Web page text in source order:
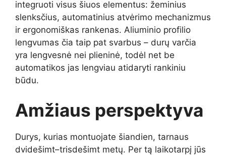
integruoti visus šiuos elementus: žeminius
slenksčius, automatinius atvėrimo mechanizmus
ir ergonomiškas rankenas. Aliuminio profilio
lengvumas čia taip pat svarbus – durų varčia
yra lengvesnė nei plieninė, todėl net be
automatikos jas lengviau atidaryti rankiniu
būdu.
Amžiaus perspektyva
Durys, kurias montuojate šiandien, tarnaus
dvidešimt–trisdešimt metų. Per tą laikotarpį jūs